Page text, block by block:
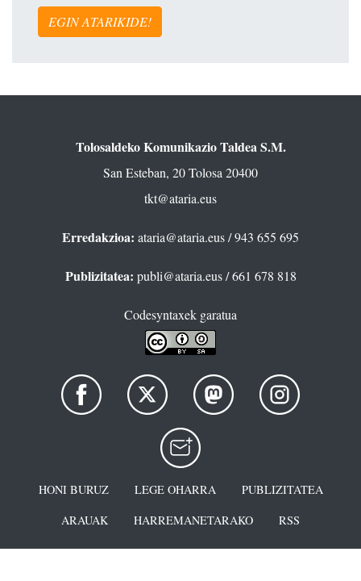
EGIN ATARIKIDE!
Tolosaldeko Komunikazio Taldea S.M.
San Esteban, 20 Tolosa 20400
tkt@ataria.eus
Erredakzioa: ataria@ataria.eus/ 943 655 695
Publizitatea: publi@ataria.eus/ 661 678 818
Codesyntaxek garatua
HONI BURUZ LEGE OHARRA
PUBLIZITATEA
ARAUAK
HARREMANETARAKO RSS